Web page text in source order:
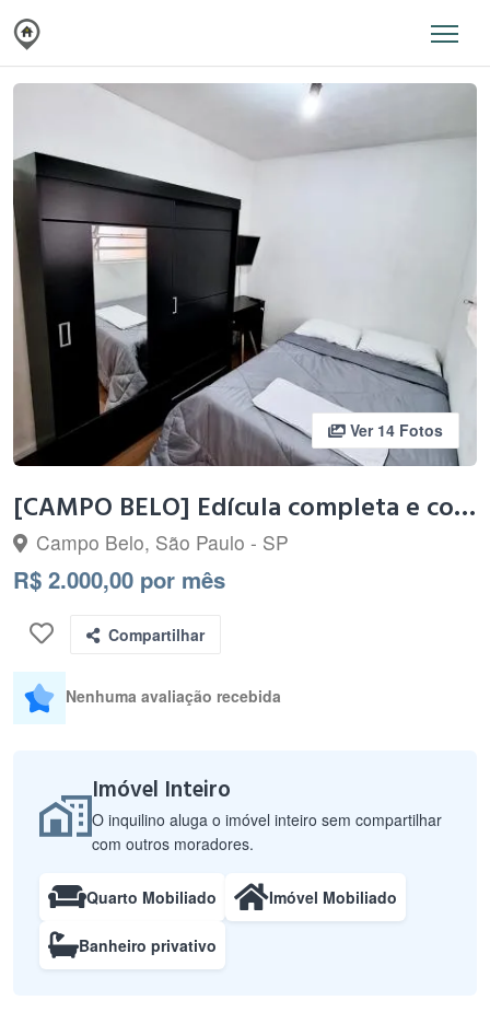
Ver 14 Fotos
[CAMPO BELO] Edícula completa e com entrada Independente
Campo Belo, São Paulo - SP
R$ 2.000,00 por mês
Compartilhar
Nenhuma avaliação recebida
Imóvel Inteiro
O inquilino aluga o imóvel inteiro sem compartilhar
com outros moradores.
Quarto Mobiliado Imóvel Mobiliado
Banheiro privativo